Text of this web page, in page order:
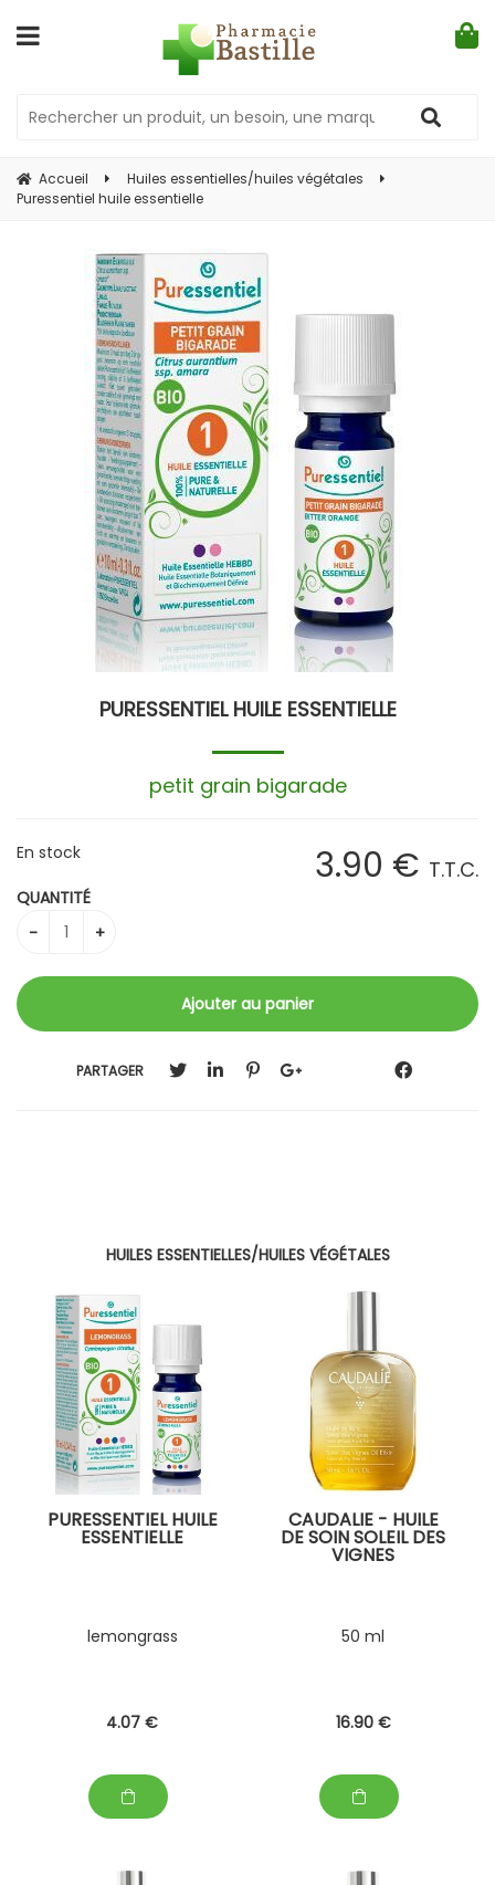
Accueil
Huiles essentielles/huiles végétales
Puressentiel huile essentielle
PURESSENTIEL HUILE ESSENTIELLE
petit grain bigarade
3.90 € T.T.C.
En stock
QUANTITÉ
PARTAGER
HUILES ESSENTIELLES/HUILES VÉGÉTALES
PURESSENTIEL HUILE
ESSENTIELLE
lemongrass
4.07 €
CAUDALIE - HUILE
DE SOIN SOLEIL DES
VIGNES
50 ml
16.90 €